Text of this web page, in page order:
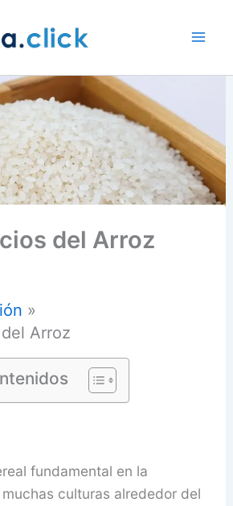
del Arroz
Arroz
fundamental en la
culturas alrededor del